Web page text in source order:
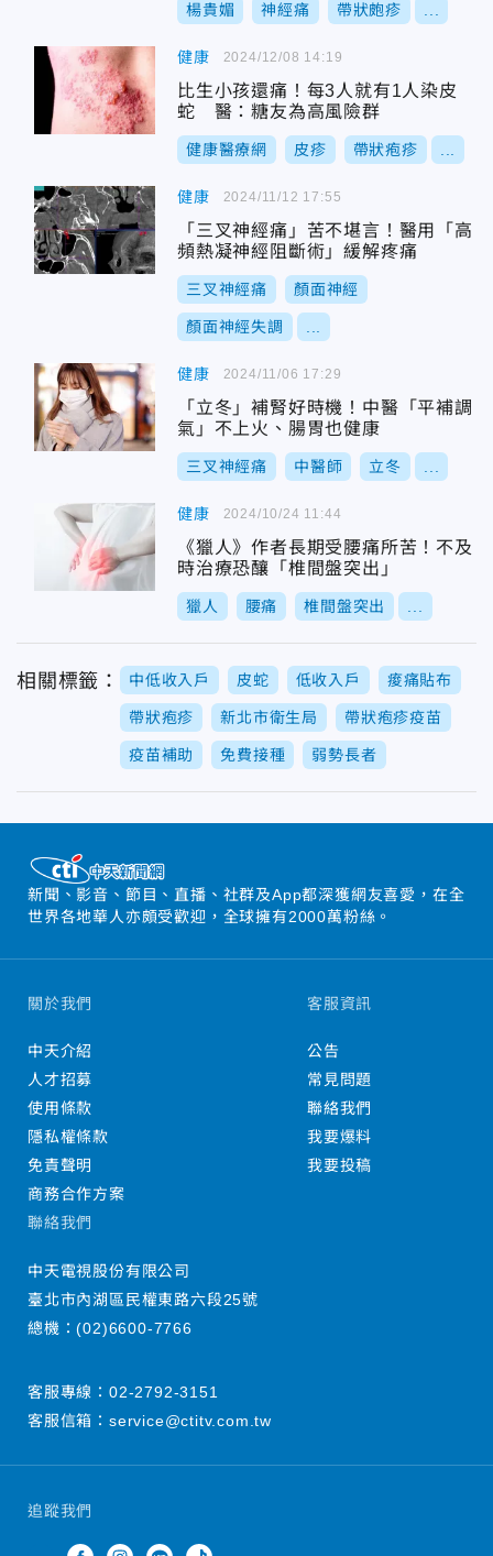
楊貴媚 神經痛 帶狀皰疹
健康
比生小孩還痛！每3人就有1人染皮
蛇 醫：糖友為高風險群
健康醫療網 皮疹 帶狀疱疹
2024/12/08 14:19
健康
「三叉神經痛」苦不堪言！醫用「高
頻熱凝神經阻斷術」緩解疼痛
三叉神經痛 顏面神經
顏面神經失調
2024/11/12 17:55
健康
「立冬」補腎好時機！中醫「平補調
氣」不上火、腸胃也健康
三叉神經痛 中醫師 立冬
2024/11/06 17:29
健康
《獵人》作者長期受腰痛所苦！不及
時治療恐釀「椎間盤突出」
獵人 腰痛 椎間盤突出
2024/10/24 11:44
相關標籤： 中低收入戶 皮蛇 低收入戶 痠痛貼布
帶狀疱疹 新北市衛生局 帶狀疱疹疫苗
疫苗補助 免費接種 弱勢長者
新聞、影音、節目、直播、社群及App都深獲網友喜愛，在全
世界各地華人亦頗受歡迎，全球擁有2000萬粉絲。
追蹤我們
關於我們
中天介紹
人才招募
使用條款
隱私權條款
免責聲明
商務合作方案
客服資訊
公告
常見問題
聯絡我們
我要爆料
我要投稿
聯絡我們
中天電視股份有限公司
臺北市內湖區民權東路六段25號
總機：(02)6600-7766
客服專線： 02-2792-3151
客服信箱： service@ctitv.com.tw